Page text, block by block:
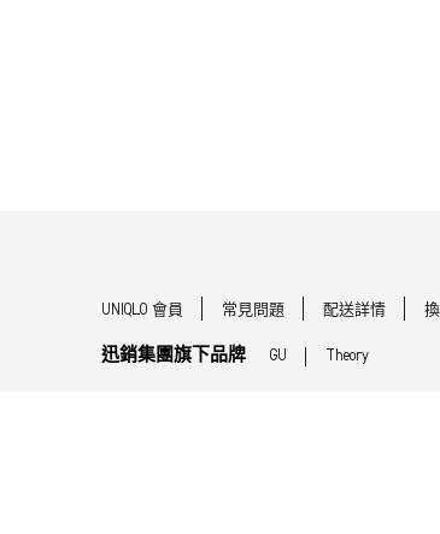
UNIQLO 會員 常見問題 配送詳情
迅銷集團旗下品牌 GU Theory